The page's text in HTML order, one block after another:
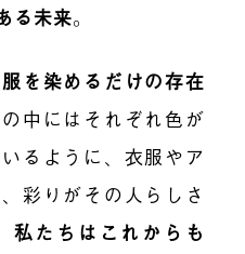
る未来。
を染めるだけの存在
中にはそれぞれ色が
るように、衣服やア
彩りがその人らしさ
私たちはこれからも